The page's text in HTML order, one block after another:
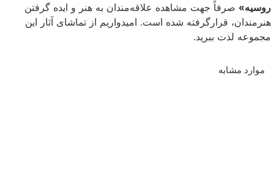
روسیه» صرفاً جهت مشاهده علاقه‌مندان به هنر و ایده گرفتن
هنرمندان، قرارگرفته شده است. امیدواریم از تماشای آثار این
مجموعه لذت ببرید.
موارد مشابه